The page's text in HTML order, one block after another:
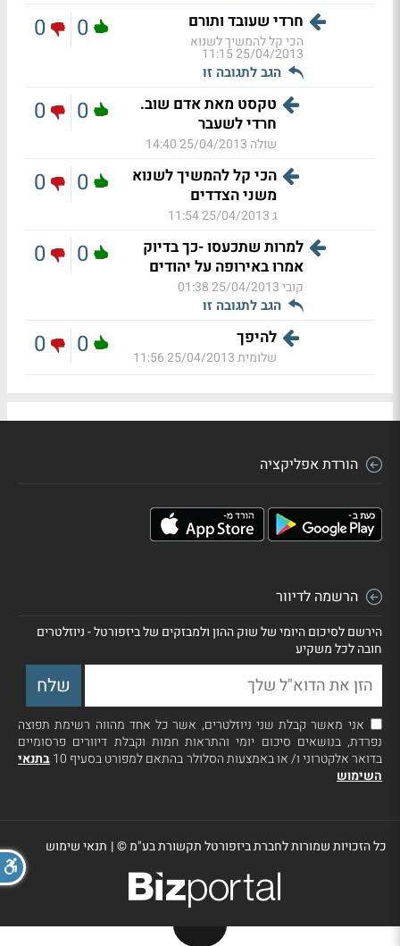
חרדי שעובד ותורם
הכי קל להמשיך לשנוא
25/04/2013 11:15
הגב לתגובה זו
0
0
טקסט מאת אדם שוב.
חרדי לשעבר
שולה 25/04/2013 14:40
0
0
הכי קל להמשיך לשנוא
משני הצדדים
ג25/04/2013 11:54
0
0
למרות שתכעסו -כך בדיוק
אמרו באירופה על יהודים
קובי25/04/2013 01:38
הגב לתגובה זו
0
0
להיפך
שלומית25/04/2013 11:56
0
0
הורדת אפליקציה
הרשמה לדיוור
הירשם לסיכום היומי של שוק ההון ולמבזקים של ביזפורטל - ניוזלטרים
חובה לכל משקיע
אני מאשר קבלת שני ניוזלטרים, אשר כל אחד מהווה רשימת תפוצה
נפרדת, בנושאים סיכום יומי והתראות חמות וקבלת דיוורים פרסומיים
בדואר אלקטרוני ו/ או באמצעות הסלולר בהתאם למפורט בסעיף 10
בתנאי
השימוש
כל הזכויות שמורות לחברת ביזפורטל תקשורת בע"מ ©| תנאי שימוש